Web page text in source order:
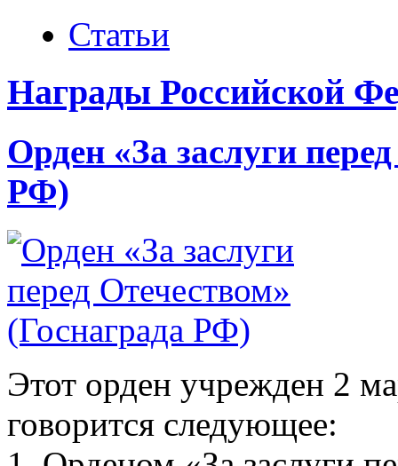
Статьи
Награды Российской
Орден «За заслуги
РФ)
Этот орден учрежден 2
говорится следующее: